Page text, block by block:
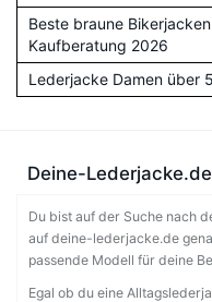
Beste braune
Kaufberatung 2026
Lederjacke Damen über
Deine-Lederjacke.de
Du bist auf der Suche nach
auf deine-lederjacke.de
passende Modell für deine
Egal ob du eine